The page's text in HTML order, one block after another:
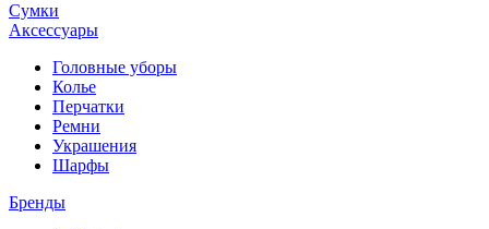
Сумки
Аксессуары
Головные уборы
Колье
Перчатки
Ремни
Украшения
Шарфы
Бренды